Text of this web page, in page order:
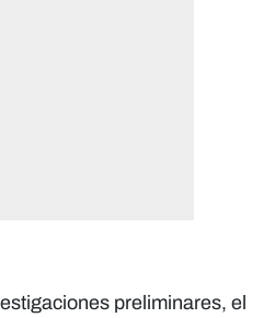
preliminares, el